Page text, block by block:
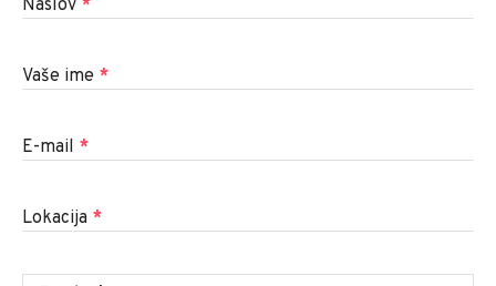
Naslov *
Vaše ime *
E-mail *
Lokacija *